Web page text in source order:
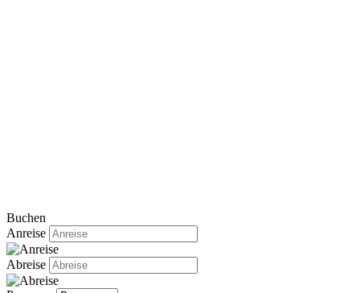
Buchen
Anreise
Abreise